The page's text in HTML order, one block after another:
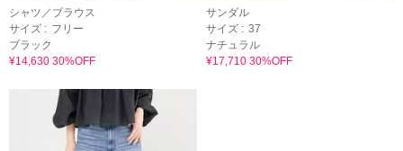
シャツ／ブラウス
サイズ : フリー
ブラック
¥14,630 30%OFF
サンダル
サイズ : 37
ナチュラル
¥17,710 30%OFF